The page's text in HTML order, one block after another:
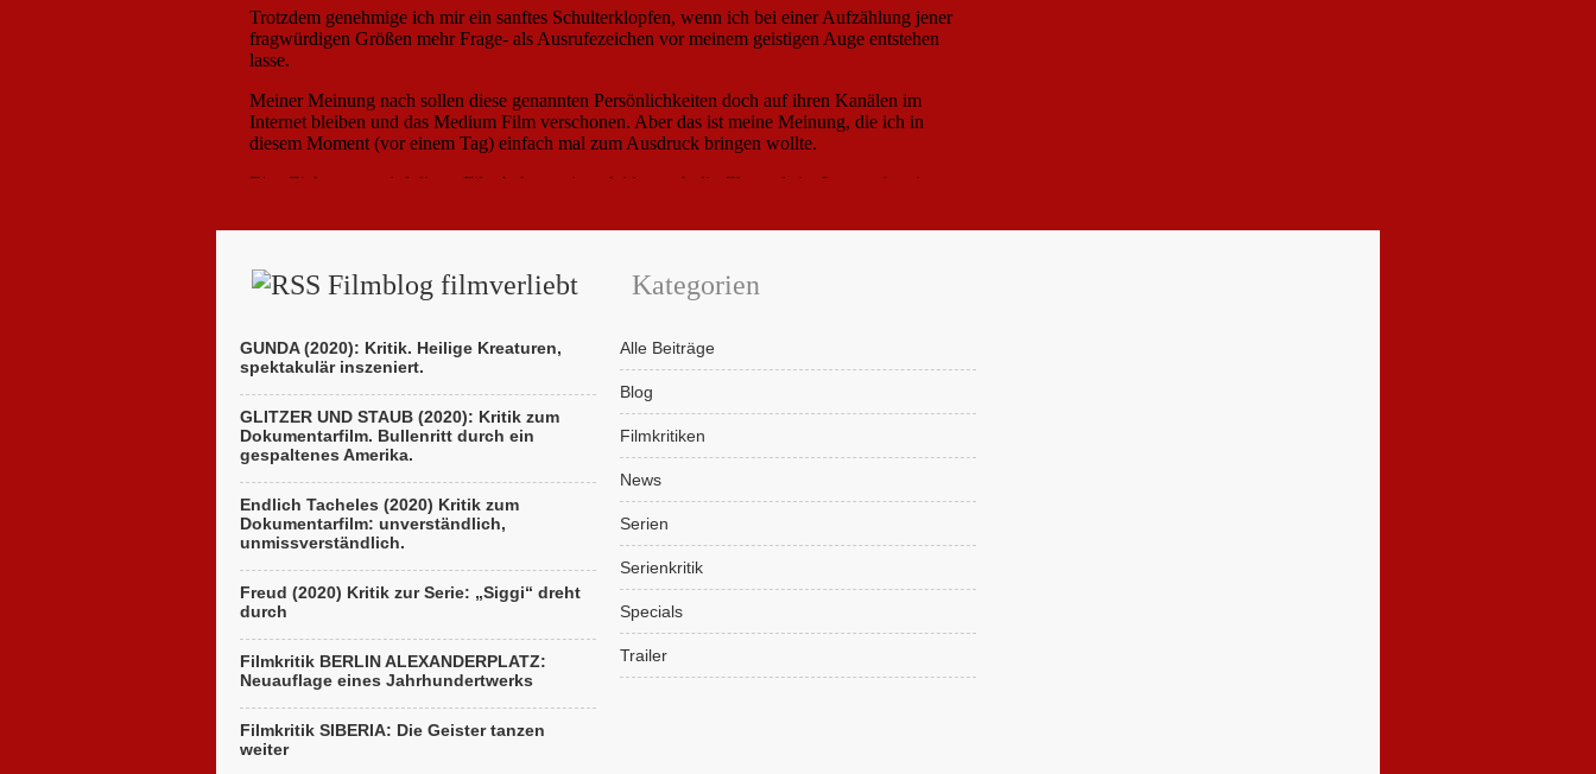
Filmblog filmverliebt
GUNDA (2020): Kritik. Heilige Kreaturen,
spektakulär inszeniert.
GLITZER UND STAUB (2020): Kritik zum
Dokumentarfilm. Bullenritt durch ein
gespaltenes Amerika.
Endlich Tacheles (2020) Kritik zum
Dokumentarfilm: unverständlich,
unmissverständlich.
Freud (2020) Kritik zur Serie: „Siggi“ dreht
durch
Filmkritik BERLIN ALEXANDERPLATZ:
Neuauflage eines Jahrhundertwerks
Filmkritik SIBERIA: Die Geister tanzen
weiter
Kategorien
Alle Beiträge
Blog
Filmkritiken
News
Serien
Serienkritik
Specials
Trailer